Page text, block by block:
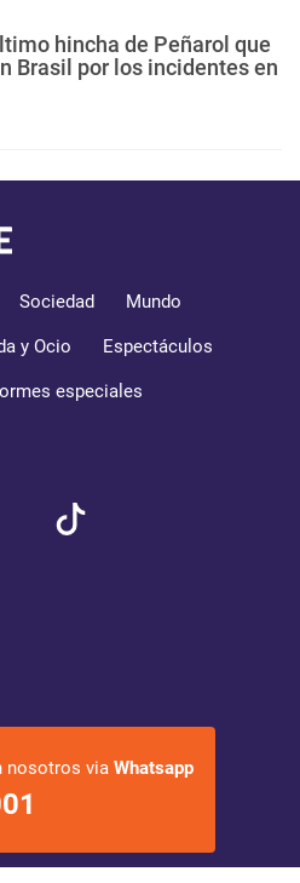
hincha de Peñarol que
Brasil por los incidentes en
Sociedad Mundo
y Ocio Espectáculos
especiales
nosotros via Whatsapp